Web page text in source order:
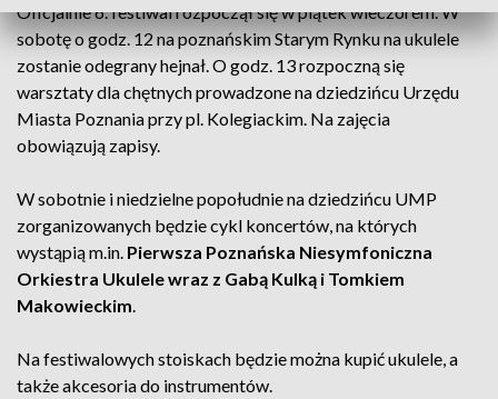
Oficjalnie 6. festiwal rozpoczął się w piątek wieczorem. W
sobotę o godz. 12 na poznańskim Starym Rynku na ukulele
zostanie odegrany hejnał. O godz. 13 rozpoczną się
warsztaty dla chętnych prowadzone na dziedzińcu Urzędu
Miasta Poznania przy pl. Kolegiackim. Na zajęcia
obowiązują zapisy.
W sobotnie i niedzielne popołudnie na dziedzińcu UMP
zorganizowanych będzie cykl koncertów, na których
wystąpią m.in. Pierwsza Poznańska Niesymfoniczna
Orkiestra Ukulele wraz z Gabą Kulką i Tomkiem
Makowieckim.
Na festiwalowych stoiskach będzie można kupić ukulele, a
także akcesoria do instrumentów.